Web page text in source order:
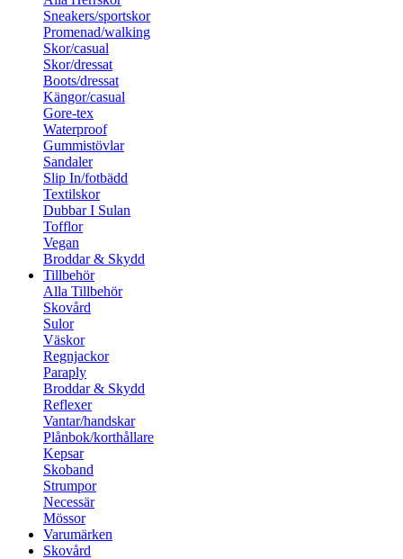
Sneakers/sportskor
Promenad/walking
Skor/casual
Skor/dressat
Boots/dressat
Kängor/casual
Gore-tex
Waterproof
Gummistövlar
Sandaler
Slip In/fotbädd
Textilskor
Dubbar I Sulan
Tofflor
Vegan
Broddar & Skydd
Tillbehör
Alla Tillbehör
Skovård
Sulor
Väskor
Regnjackor
Paraply
Broddar & Skydd
Reflexer
Vantar/handskar
Plånbok/korthållare
Kepsar
Skoband
Strumpor
Necessär
Mössor
Varumärken
Skovård